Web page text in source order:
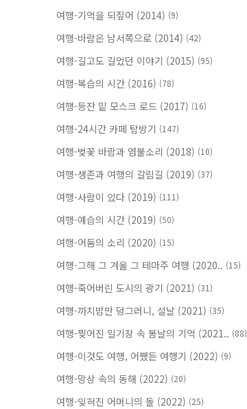
여행-기억을 되짚어 (2014) (9)
여행-바람은 남서쪽으로 (2014) (42)
여행-길고도 길었던 이야기 (2015) (95)
여행-복습의 시간 (2016) (78)
여행-등잔 밑 모스크 로드 (2017) (16)
여행-24시간 카페 탐방기 (147)
여행-벚꽃 바람과 염불소리 (2018) (10)
여행-생존과 여행의 갈림길 (2019) (37)
여행-사람이 있다 (2019) (111)
여행-예습의 시간 (2019) (50)
여행-어둠의 소리 (2020) (15)
여행-그해 그 겨울 그 테마주 여행 (2020.. (15)
여행-죽어버린 도시의 광기 (2021) (31)
여행-까치밥만 덩그러니, 설날 (2021) (35)
여행-찢어진 일기장 속 봄날의 기억 (2021.. (88)
여행-이것도 여행, 어쨌든 여행기 (2022) (9)
여행-망상 속의 동해 (2022) (20)
여행-잊혀진 어머니의 돌 (2022) (25)